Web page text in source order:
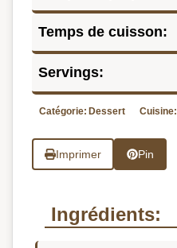
Temps de cuisson:
Servings:
Catégorie: Dessert Cuisine:
Imprimer Pin
Ingrédients: